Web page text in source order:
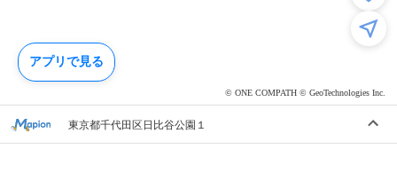
© ONE COMPATH © GeoTechnologies Inc.
東京都千代田区日比谷公園１
アプリで見る